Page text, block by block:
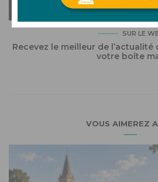
SUR LE
Recevez le meilleur de
votre boîte
VOUS AIMEREZ